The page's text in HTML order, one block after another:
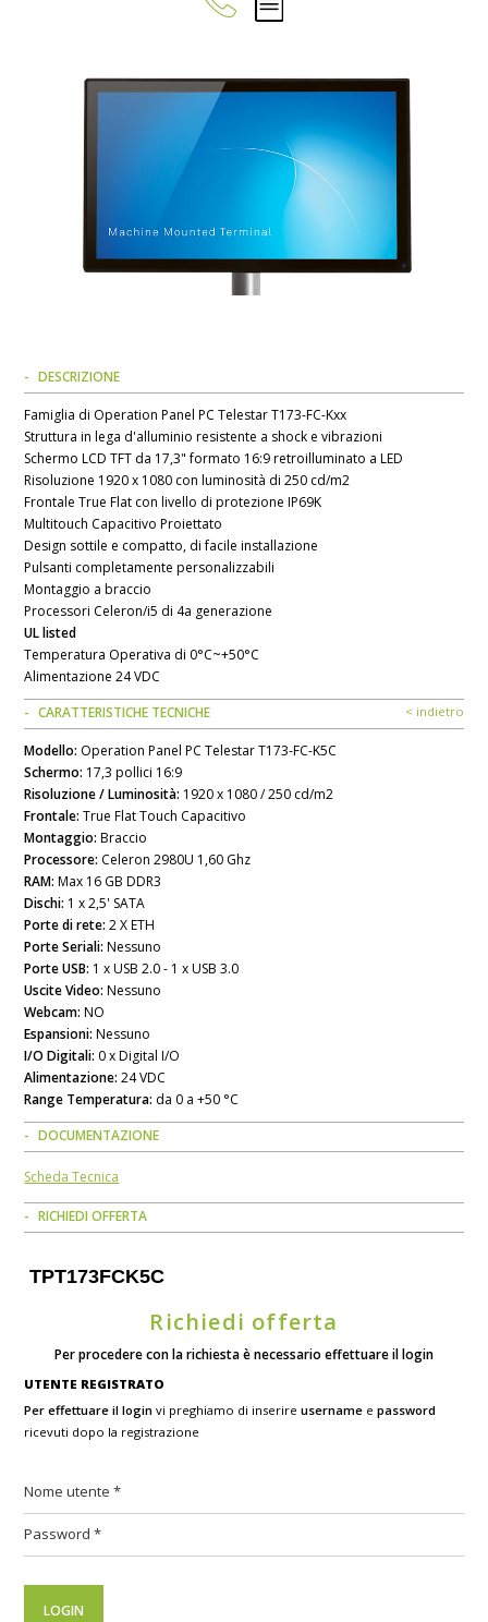
DESCRIZIONE
Famiglia di Operation Panel PC Telestar T173-FC-Kxx
Struttura in lega d'alluminio resistente a shock e vibrazioni
Schermo LCD TFT da 17,3" formato 16:9 retroilluminato a LED
Risoluzione 1920 x 1080 con luminosità di 250 cd/m2
Frontale True Flat con livello di protezione IP69K
Multitouch Capacitivo Proiettato
Design sottile e compatto, di facile installazione
Pulsanti completamente personalizzabili
Montaggio a braccio
Processori Celeron/i5 di 4a generazione
UL listed
Temperatura Operativa di 0°C~+50°C
Alimentazione 24 VDC
CARATTERISTICHE TECNICHE
< indietro
Modello: Operation Panel PC Telestar T173-FC-K5C
Schermo: 17,3 pollici 16:9
Risoluzione / Luminosità: 1920 x 1080 / 250 cd/m2
Frontale: True Flat Touch Capacitivo
Montaggio: Braccio
Processore: Celeron 2980U 1,60 Ghz
RAM: Max 16 GB DDR3
Dischi: 1 x 2,5' SATA
Porte di rete: 2 X ETH
Porte Seriali: Nessuno
Porte USB: 1 x USB 2.0 - 1 x USB 3.0
Uscite Video: Nessuno
Webcam: NO
Espansioni: Nessuno
I/O Digitali: 0 x Digital I/O
Alimentazione: 24 VDC
Range Temperatura: da 0 a +50 °C
DOCUMENTAZIONE
Scheda Tecnica
RICHIEDI OFFERTA
TPT173FCK5C
Richiedi offerta
Per procedere con la richiesta è necessario effettuare il login
UTENTE REGISTRATO
Per effettuare il login vi preghiamo di inserireusername epassword
ricevuti dopo la registrazione